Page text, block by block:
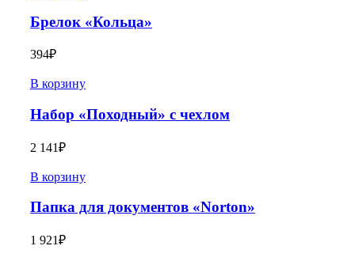
Брелок «Кольца»
394₽
В корзину
Набор «Походный» с чехлом
2 141₽
В корзину
Папка для документов «Norton»
1 921₽